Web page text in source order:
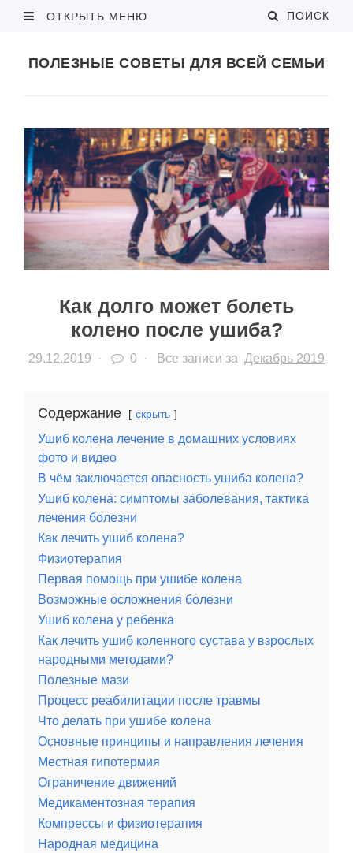
ОТКРЫТЬ МЕНЮ ПОИСК
ПОЛЕЗНЫЕ СОВЕТЫ ДЛЯ ВСЕЙ СЕМЬИ
Как долго может болеть
колено после ушиба?
29.12.2019 · 0 · Все записи за Декабрь 2019
Содержание скрыть
Ушиб колена лечение в домашних условиях
фото и видео
В чём заключается опасность ушиба колена?
Ушиб колена: симптомы заболевания, тактика
лечения болезни
Как лечить ушиб колена?
Физиотерапия
Первая помощь при ушибе колена
Возможные осложнения болезни
Ушиб колена у ребенка
Как лечить ушиб коленного сустава у взрослых
народными методами?
Полезные мази
Процесс реабилитации после травмы
Что делать при ушибе колена
Основные принципы и направления лечения
Местная гипотермия
Ограничение движений
Медикаментозная терапия
Компрессы и физиотерапия
Народная медицина